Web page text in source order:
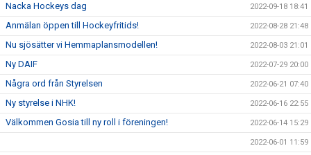
Nacka Hockeys dag 2022-09-18 18:41
Anmälan öppen till Hockeyfritids! 2022-08-28 21:48
Nu sjösätter vi Hemmaplansmodellen! 2022-08-03 21:01
Ny DAIF 2022-07-29 20:00
Några ord från Styrelsen 2022-06-21 07:40
Ny styrelse i NHK! 2022-06-16 22:55
Välkommen Gosia till ny roll i föreningen! 2022-06-14 15:29
2022-06-01 11:59